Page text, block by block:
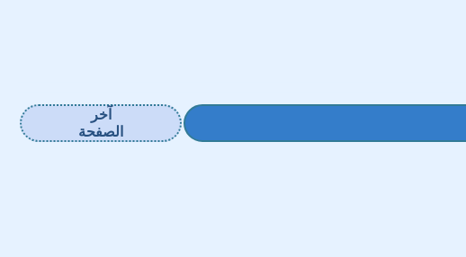
آخر
الصفحة